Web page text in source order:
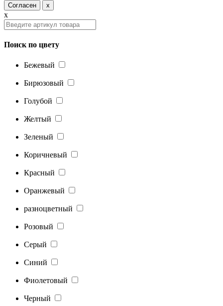
Согласен x
x
Поиск по цвету
Бежевый
Бирюзовый
Голубой
Желтый
Зеленый
Коричневый
Красный
Оранжевый
разноцветный
Розовый
Серый
Синий
Фиолетовый
Черный